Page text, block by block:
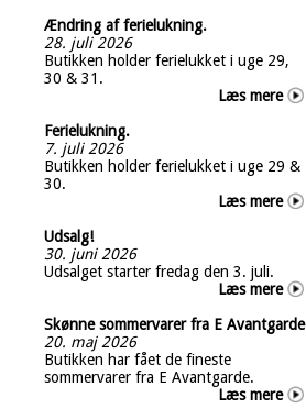
Ændring af ferielukning.
28. juli 2026
Butikken holder ferielukket i uge 29,
30 & 31.
Læs mere
Ferielukning.
7. juli 2026
Butikken holder ferielukket i uge 29 &
30.
Læs mere
Udsalg!
30. juni 2026
Udsalget starter fredag den 3. juli.
Læs mere
Skønne sommervarer fra E Avantgarde
20. maj 2026
Butikken har fået de fineste
sommervarer fra E Avantgarde.
Læs mere